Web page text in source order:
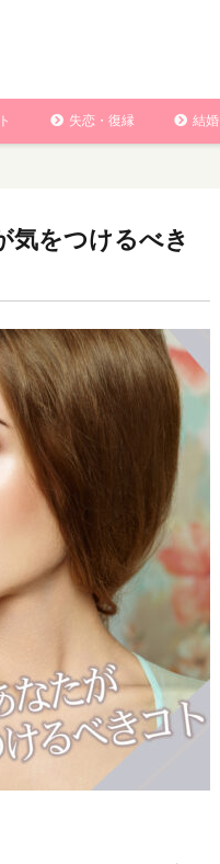
失恋・復縁 結婚
気をつけるべき